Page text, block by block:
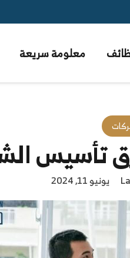
معلومة سريعة
تأسيس
يونيو 11, 2024